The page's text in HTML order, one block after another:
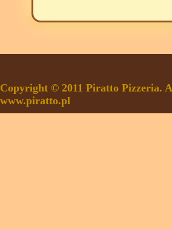
Copyright © 2011 Piratto Pizzeria.
www.piratto.pl